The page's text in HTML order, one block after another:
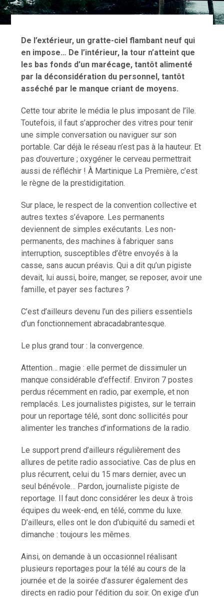
De l’extérieur, un gratte-ciel flambant neuf qui
en impose… De l’intérieur, la tour n’atteint que
les bas fonds d’un marécage, tantôt alimenté
par la déconsidération du personnel, tantôt
asséché par le manque criant de moyens.
Cette tour abrite le média le plus imposant de l’île.
Toutefois, il faut s’approcher des vitres pour tenir
une simple conversation ou naviguer sur son
portable. Car déjà le réseau n’est pas à la hauteur. Et
pas d’ouverture ; oxygéner le cerveau permettrait
aussi de réfléchir ! À Martinique La Première, c’est
le règne de la prestidigitation.
Sur place, le respect de la convention collective et
autres textes s’évapore. Les permanents
deviennent de simples exécutants. Les non-
permanents, des machines à fabriquer sans
interruption, susceptibles d’être envoyés à la
casse, sans aucun préavis. Qui a dit qu’un pigiste
devait, lui aussi, boire, manger, se reposer, avoir une
famille, et payer ses factures ?
C’est d’ailleurs devenu l’un des piliers essentiels
d’un fonctionnement abracadabrantesque.
Le plus grand tour : la convergence.
Attention… magie : elle permet de dissimuler un
manque considérable d’effectif. Environ 7 postes
perdus récemment en radio, par exemple, et non
remplacés. Les journalistes pigistes, sur le terrain
pour un reportage télé, sont donc sollicités pour
alimenter les tranches d’informations de la radio.
Le support prend d’ailleurs régulièrement des
allures de petite radio associative. Cas de plus en
plus récurrent, celui du 15 mars dernier, avec un
seul bénévole… Pardon, journaliste pigiste de
reportage. Il faut donc considérer les deux à trois
équipes du week-end, en télé, comme du luxe.
D’ailleurs, elles ont le don d’ubiquité du samedi et
dimanche : toujours les mêmes.
Ainsi, on demande à un occasionnel réalisant
plusieurs reportages pour la télé au cours de la
journée et de la soirée d’assurer également des
directs en radio pour l’édition du soir. On exige d’un